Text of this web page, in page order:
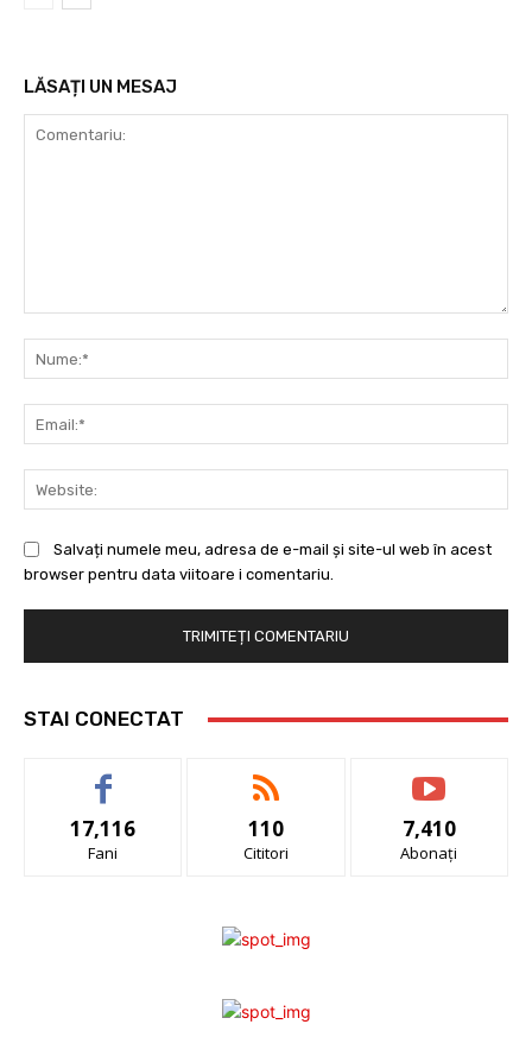
LĂSAȚI UN MESAJ
Salvați numele meu, adresa de e-mail și site-ul web în acest
browser pentru data viitoare i comentariu.
STAI CONECTAT
17,116
Fani
110
Cititori
7,410
Abonați